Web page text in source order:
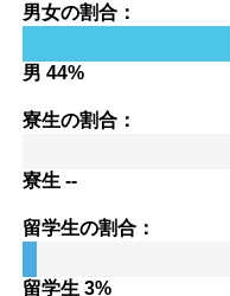
男女の割合：
男 44%
寮生の割合：
寮生 --
留学生の割合：
留学生 3%